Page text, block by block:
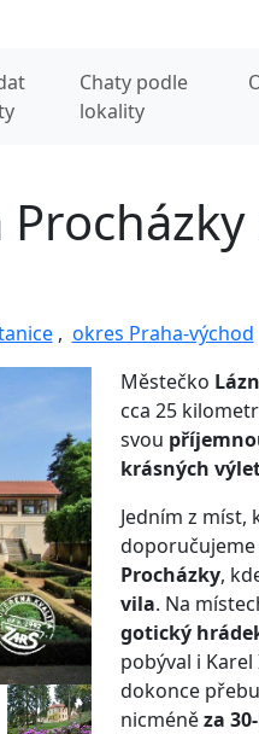
Chaty podle
lokality
, okres Praha-východ
Městečko
cca 25
svou
krásných
Jedním z míst,
Procházky,
vila. Na
gotický
pobýval i
dokonce
nicméněza